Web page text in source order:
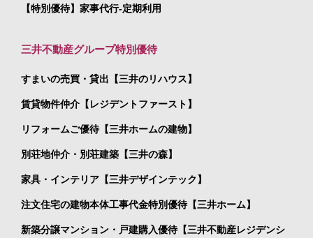
【特別優待】家事代行-定期利用
三井不動産グループ特別優待
すまいの売買・貸出【三井のリハウス】
賃貸物件仲介【レジデントファースト】
リフォームご優待【三井ホームの建物】
別荘地仲介・別荘建築【三井の森】
家具・インテリア【三井デザインテック】
注文住宅の建物本体工事代金特別優待【三井ホーム】
新築分譲マンション・戸建購入優待【三井不動産レジデンシ